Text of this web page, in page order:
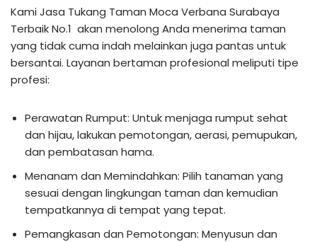
Kami Jasa Tukang Taman Moca Verbana Surabaya
Terbaik No.1 akan menolong Anda menerima taman
yang tidak cuma indah melainkan juga pantas untuk
bersantai. Layanan bertaman profesional meliputi tipe
profesi:
Perawatan Rumput: Untuk menjaga rumput sehat
dan hijau, lakukan pemotongan, aerasi, pemupukan,
dan pembatasan hama.
Menanam dan Memindahkan: Pilih tanaman yang
sesuai dengan lingkungan taman dan kemudian
tempatkannya di tempat yang tepat.
Pemangkasan dan Pemotongan: Menyusun dan